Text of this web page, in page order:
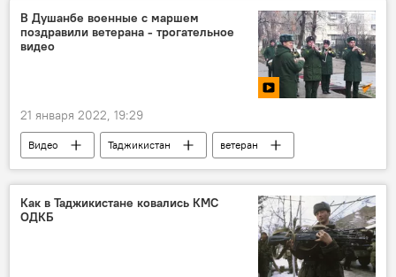
суд
В Душанбе военные с маршем
поздравили ветерана - трогательное
видео
21 января 2022, 19:29
Видео Таджикистан
ветеран
201-я РВБ в Таджикистане
Новости Душанбе
Как в Таджикистане ковались КМС
ОДКБ